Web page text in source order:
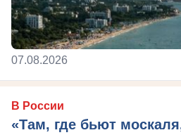
07.08.2026
В России
«Там, где бьют